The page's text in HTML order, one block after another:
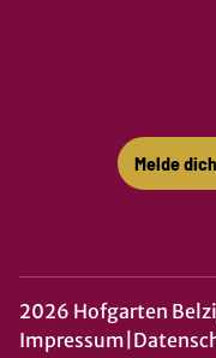
Melde
2026 Hofgarten
Impressum